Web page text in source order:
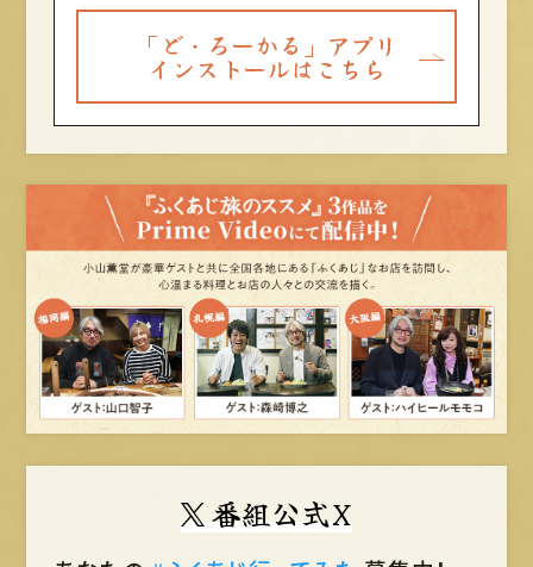
「ど・ろーかる」アプリ
インストールはこちら
番組公式X